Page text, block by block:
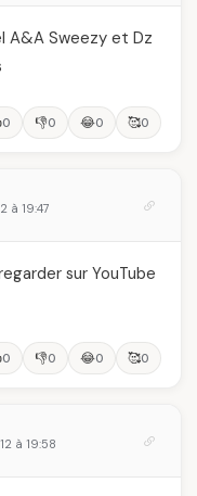
A&A Sweezy et Dz
0 👎0 😂0 🥰0
à 19:47
sur YouTube
0 👎0 😂0 🥰0
à 19:58